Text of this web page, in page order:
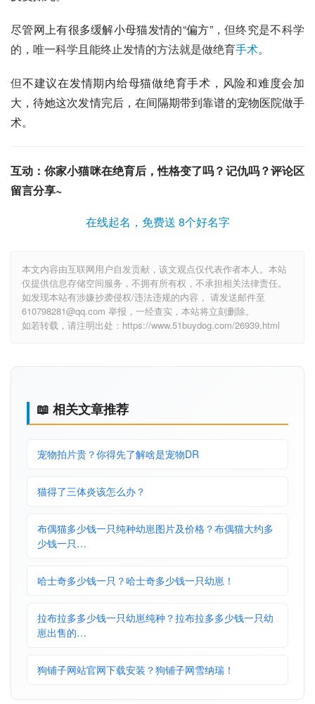
尽管网上有很多缓解小母猫发情的“偏方”，但终究是不科学
的，唯一科学且能终止发情的方法就是做绝育手术。
但不建议在发情期内给母猫做绝育手术，风险和难度会加
大，待她这次发情完后，在间隔期带到靠谱的宠物医院做手
术。
互动：你家小猫咪在绝育后，性格变了吗？记仇吗？评论区
留言分享~
在线起名，免费送 8个好名字
本文内容由互联网用户自发贡献，该文观点仅代表作者本人。本站
仅提供信息存储空间服务，不拥有所有权，不承担相关法律责任。
如发现本站有涉嫌抄袭侵权/违法违规的内容， 请发送邮件至
610798281@qq.com 举报，一经查实，本站将立刻删除。
如若转载，请注明出处：https://www.51buydog.com/26939.html
📖 相关文章推荐
宠物拍片贵？你得先了解啥是宠物DR
猫得了三体炎该怎么办？
布偶猫多少钱一只纯种幼崽图片及价格？布偶猫大约多
少钱一只…
哈士奇多少钱一只？哈士奇多少钱一只幼崽！
拉布拉多多少钱一只幼崽纯种？拉布拉多多少钱一只幼
崽出售的…
狗铺子网站官网下载安装？狗铺子网雪纳瑞！